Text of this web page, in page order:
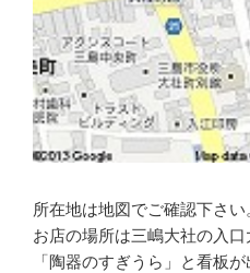
所在地は地図でご確認下さい
お店の場所は三嶋大社の入口
「陶器のすぎうら」と看板が